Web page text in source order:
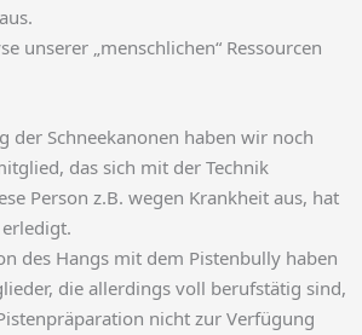
unserer „menschlichen“ Ressourcen
der Schneekanonen haben wir noch
das sich mit der Technik
Person z.B. wegen Krankheit aus, hat
des Hangs mit dem Pistenbully haben
die allerdings voll berufstätig sind,
nicht zur Verfügung